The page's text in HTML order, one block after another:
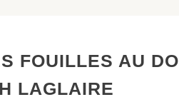
FOUILLES AU
LAGLAIRE